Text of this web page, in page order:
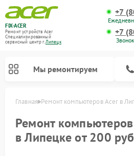
FIX-ACER
Ремонт устройств Acer
Специализированный
cервисный центр г.Липецк
+7
+7
Мы ремонтируем
Главная Ремонт компьютеров Acer в
Ремонт компьютеров
в Липецке от 200